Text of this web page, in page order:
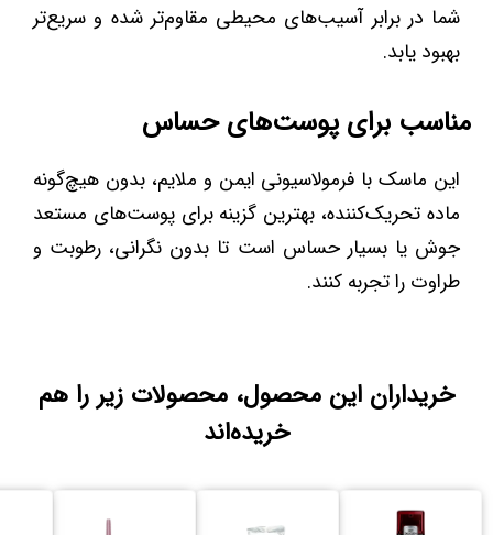
شما در برابر آسیب‌های محیطی مقاوم‌تر شده و سریع‌تر
بهبود یابد.
مناسب برای پوست‌های حساس
این ماسک با فرمولاسیونی ایمن و ملایم، بدون هیچ‌گونه
ماده تحریک‌کننده، بهترین گزینه برای پوست‌های مستعد
جوش یا بسیار حساس است تا بدون نگرانی، رطوبت و
طراوت را تجربه کنند.
خریداران این محصول، محصولات زیر را هم
خریده‌اند